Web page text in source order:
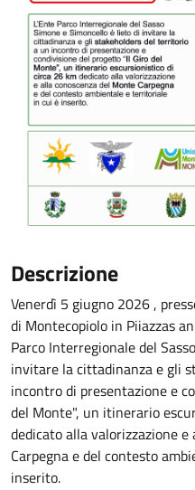
Descrizione
Venerdì 5 giugno 2026 ,
di Montecopiolo in Piiazzas
Parco Interregionale del
invitare la cittadinanza e gli
incontro di presentazione e
del Monte", un itinerario
dedicato alla valorizzazione
Carpegna e del contesto
inserito.